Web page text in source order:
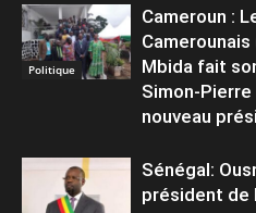
Politique
Cameroun :
Camerounais
Mbida fait
Simon-
nouveau
Sénégal:
président de